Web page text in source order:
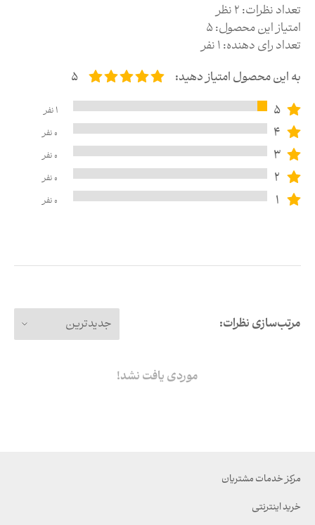
تعداد نظرات:2نظر
امتیاز این محصول:5
تعداد رای دهنده:1نفر
به این محصول امتیاز دهید:
5
5
1نفر
4
0نفر
3
0نفر
2
0نفر
1
0نفر
مرتب‌سازی نظرات: جدیدترین
موردی یافت نشد!
مرکز خدمات مشتریان
خرید اینترنتی